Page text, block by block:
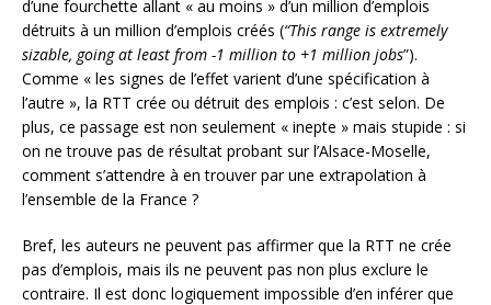
d’une fourchette allant « au moins » d’un million d’emplois
détruits à un million d’emplois créés (“This range is extremely
sizable, going at least from -1 million to +1 million jobs”).
Comme « les signes de l’effet varient d’une spécification à
l’autre », la RTT crée ou détruit des emplois : c’est selon. De
plus, ce passage est non seulement « inepte » mais stupide : si
on ne trouve pas de résultat probant sur l’Alsace-Moselle,
comment s’attendre à en trouver par une extrapolation à
l’ensemble de la France ?
Bref, les auteurs ne peuvent pas affirmer que la RTT ne crée
pas d’emplois, mais ils ne peuvent pas non plus exclure le
contraire. Il est donc logiquement impossible d’en inférer que